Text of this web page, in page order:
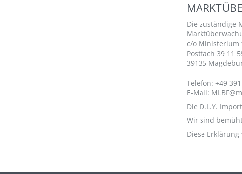
Die zuständige
c/o Ministerium
Postfach 39 11
39135
Telefon: +49
E-Mail:
Die D.L.Y.
Wir sind
Diese